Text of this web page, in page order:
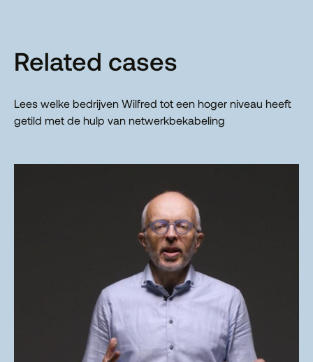
Related cases
Lees welke bedrijven Wilfred tot een hoger niveau heeft
getild met de hulp van netwerkbekabeling